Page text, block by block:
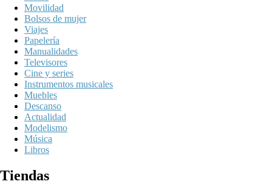
Movilidad
Bolsos de mujer
Viajes
Papelería
Manualidades
Televisores
Cine y series
Instrumentos musicales
Muebles
Descanso
Actualidad
Modelismo
Música
Libros
Tiendas